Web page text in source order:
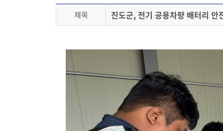
제목 진도군, 전기 공용차량 배터리 안